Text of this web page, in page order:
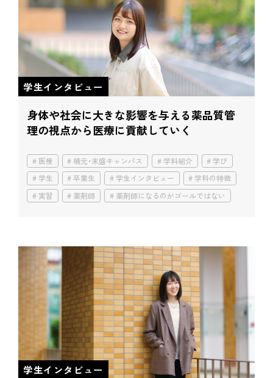
学生インタビュー
身体や社会に大きな影響を与える薬品質管
理の視点から医療に貢献していく
医療 楠元・末盛キャンパス 学科紹介
学び
学生
卒業生 学生インタビュー
学科の特徴
実習
薬剤師 薬剤師になるのがゴールではない
学生インタビュー